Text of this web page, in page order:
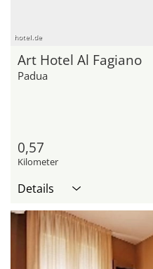
hotel.de
Art Hotel Al Fagiano
Padua
0,57
Kilometer
Details